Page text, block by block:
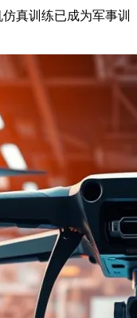
真训练已成为军事训